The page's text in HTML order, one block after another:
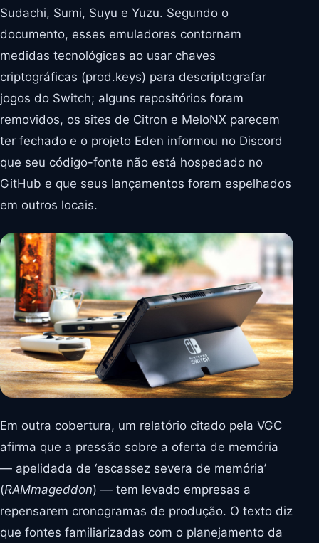
Sudachi, Sumi, Suyu e Yuzu. Segundo o
documento, esses emuladores contornam
medidas tecnológicas ao usar chaves
criptográficas (prod.keys) para descriptografar
jogos do Switch; alguns repositórios foram
removidos, os sites de Citron e MeloNX parecem
ter fechado e o projeto Eden informou no Discord
que seu código-fonte não está hospedado no
GitHub e que seus lançamentos foram espelhados
em outros locais.
Em outra cobertura, um relatório citado pela VGC
afirma que a pressão sobre a oferta de memória
— apelidada de ‘escassez severa de memória’
(RAMmageddon) — tem levado empresas a
repensarem cronogramas de produção. O texto diz
que fontes familiarizadas com o planejamento da